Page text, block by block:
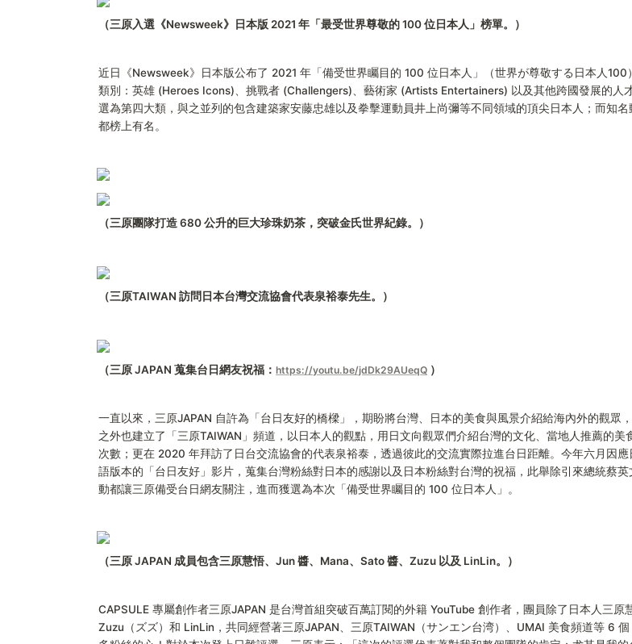
（三原入選《Newsweek》日本版 2021 年「最受世界尊敬的 100 位日本人」榜單。）
近日《Newsweek》日本版公布了 2021 年「備受世界矚目的 100 位日本人」（世界が尊敬する日本人
類別：英雄 (Heroes Icons)、挑戰者 (Challengers)、藝術家 (Artists Entertainers) 以及其他跨國發展的
選為第四大類，與之並列的包含建築家安藤忠雄以及拳擊運動員井上尚彌等不同領域的頂尖日本人；而知
都榜上有名。
（三原團隊打造 680 公升的巨大珍珠奶茶，突破金氏世界紀錄。）
（三原TAIWAN 訪問日本台灣交流協會代表泉裕泰先生。）
（三原 JAPAN 蒐集台日網友祝福： https://youtu.be/jdDk29AUeqQ ）
一直以來，三原JAPAN 自許為「台日友好的橋樑」，期盼將台灣、日本的美食與風景介紹給海內外的觀
之外也建立了「三原TAIWAN」頻道，以日本人的觀點，用日文向觀眾們介紹台灣的文化、當地人推薦的
次數；更在 2020 年拜訪了日台交流協會的代表泉裕泰，透過彼此的交流實際拉進台日距離。今年六月因
語版本的「台日友好」影片，蒐集台灣粉絲對日本的感謝以及日本粉絲對台灣的祝福，此舉除引來總統蔡
動都讓三原備受台日網友關注，進而獲選為本次「備受世界矚目的 100 位日本人」。
（三原 JAPAN 成員包含三原慧悟、Jun 醬、Mana、Sato 醬、Zuzu 以及 LinLin。）
CAPSULE 專屬創作者三原JAPAN 是台灣首組突破百萬訂閱的外籍 YouTube 創作者，團員除了日本人三
Zuzu（ズズ）和 LinLin，共同經營著三原JAPAN、三原TAIWAN（サンエン台湾）、UMAI 美食頻道等 6